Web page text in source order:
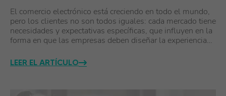
El comercio electrónico está creciendo en todo el mundo,
pero los clientes no son todos iguales: cada mercado tiene
necesidades y expectativas específicas, que influyen en la
forma en que las empresas deben diseñar la experiencia…
LEER EL ARTÍCULO